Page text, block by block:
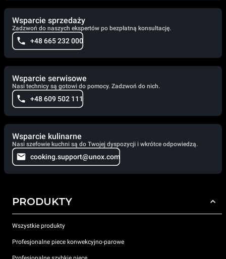
Wsparcie sprzedaży
Zadzwoń do naszych ekspertów po bezpłatną konsultację.
+48 665 232 000
Wsparcie serwisowe
Nasi technicy są gotowi do pomocy. Zadzwoń do nich.
+48 609 502 111
Wsparcie kulinarne
Nasi szefowie kuchni są do Twojej dyspozycji i wkrótce odpowiedzą.
cooking.support@unox.com
PRODUKTY
Wszystkie produkty
Profesjonalne piece konwekcyjno-parowe